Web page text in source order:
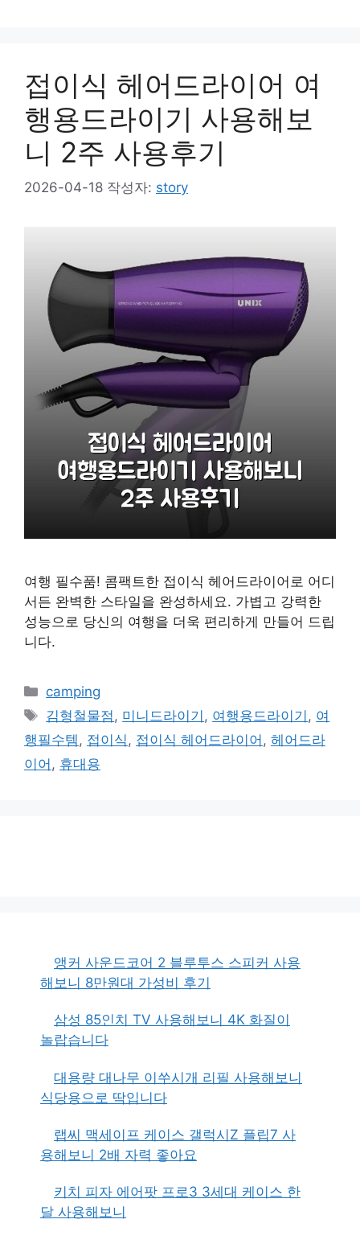
접이식 헤어드라이어 여
행용드라이기 사용해보
니 2주 사용후기
2026-04-18 작성자: story
여행 필수품! 콤팩트한 접이식 헤어드라이어로 어디
서든 완벽한 스타일을 완성하세요. 가볍고 강력한
성능으로 당신의 여행을 더욱 편리하게 만들어 드립
니다.
카
테
리
camping
태
그
김형철물점, 미니드라이기 , 여행용드라이기 , 여
행필수템, 접이식, 접이식 헤어드라이어 , 헤어드라
이어 , 휴대용
앵커 사운드코어 2 블루투스 스피커 사용
해보니 8만원대 가성비 후기
삼성 85인치 TV 사용해보니 4K 화질이
놀랍습니다
대용량 대나무 이쑤시개 리필 사용해보니
식당용으로 딱입니다
랩씨 맥세이프 케이스 갤럭시Z 플립7 사
용해보니 2배 자력 좋아요
키치 피자 에어팟 프로3 3세대 케이스 한
달 사용해보니